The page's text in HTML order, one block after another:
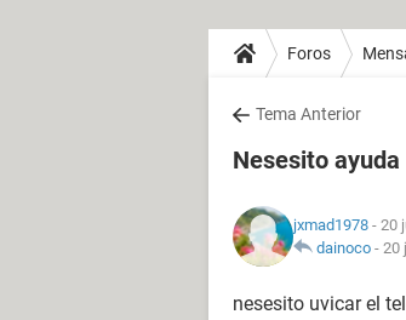
Foros
Tema Anterior
Nesesito
jxmad1978 - 20
dainoco - 20
nesesito uvicar el